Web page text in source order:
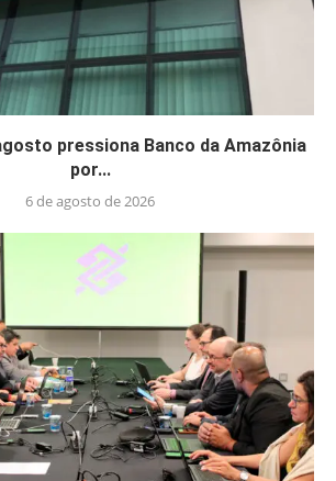
pressiona Banco da Amazônia
por...
6 de agosto de 2026